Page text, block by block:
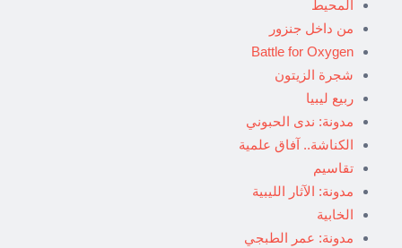
المحيط
من داخل جنزور
Battle for Oxygen
شجرة الزيتون
ربيع ليبيا
مدونة: ندى الحبوني
الكناشة.. آفاق علمية
تقاسيم
مدونة: الآثار الليبية
الخابية
مدونة: عمر الطبجي